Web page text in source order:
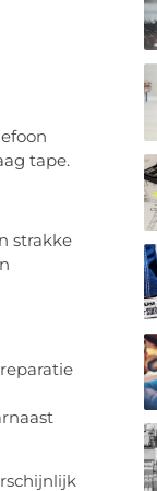
tape.
strakke